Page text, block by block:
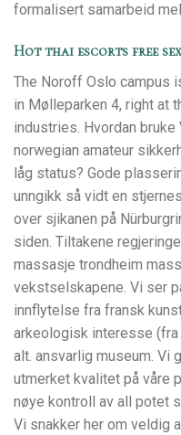
formalisert samarbeid
Hot thai escorts free
The Noroff Oslo campus
in Mølleparken 4, right at
industries. Hvordan bruke
norwegian amateur
låg status? Gode
unngikk så vidt en
over sjikanen på
siden. Tiltakene
massasje trondheim
vekstselskapene. Vi ser
innflytelse fra fransk
arkeologisk interesse
alt. ansvarlig museum. Vi
utmerket kvalitet på våre
nøye kontroll av all potet
Vi snakker her om veldig